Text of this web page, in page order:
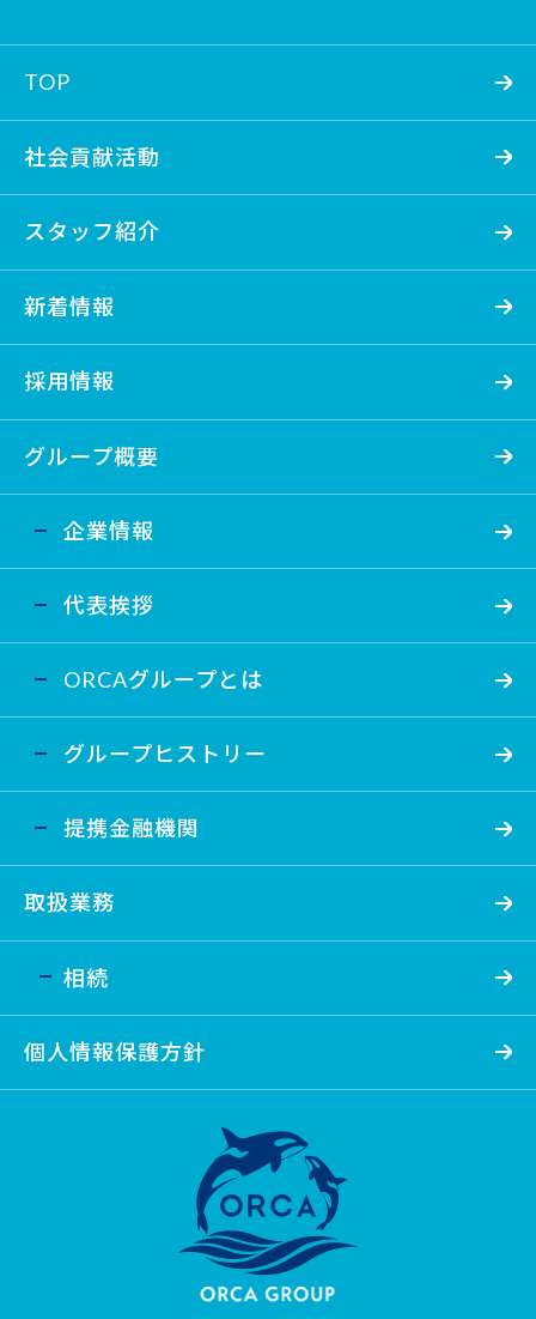
TOP
社会貢献活動
スタッフ紹介
新着情報
採用情報
グループ概要
企業情報
代表挨拶
ORCAグループとは
グループヒストリー
提携金融機関
取扱業務
相続
個人情報保護方針